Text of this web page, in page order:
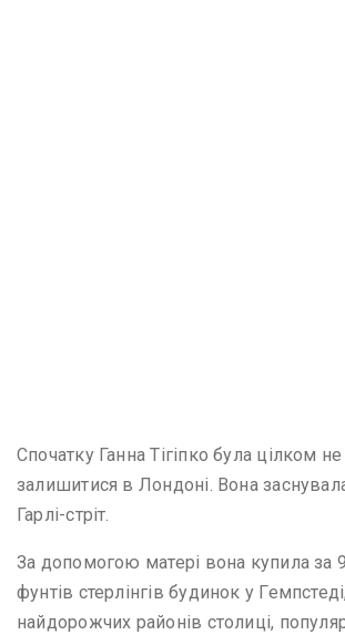
Спочатку Ганна Тігіпко була цілком
залишитися в Лондоні. Вона
Гарлі-стріт.
За допомогою матері вона купила за
фунтів стерлінгів будинок у
найдорожчих районів столиці,